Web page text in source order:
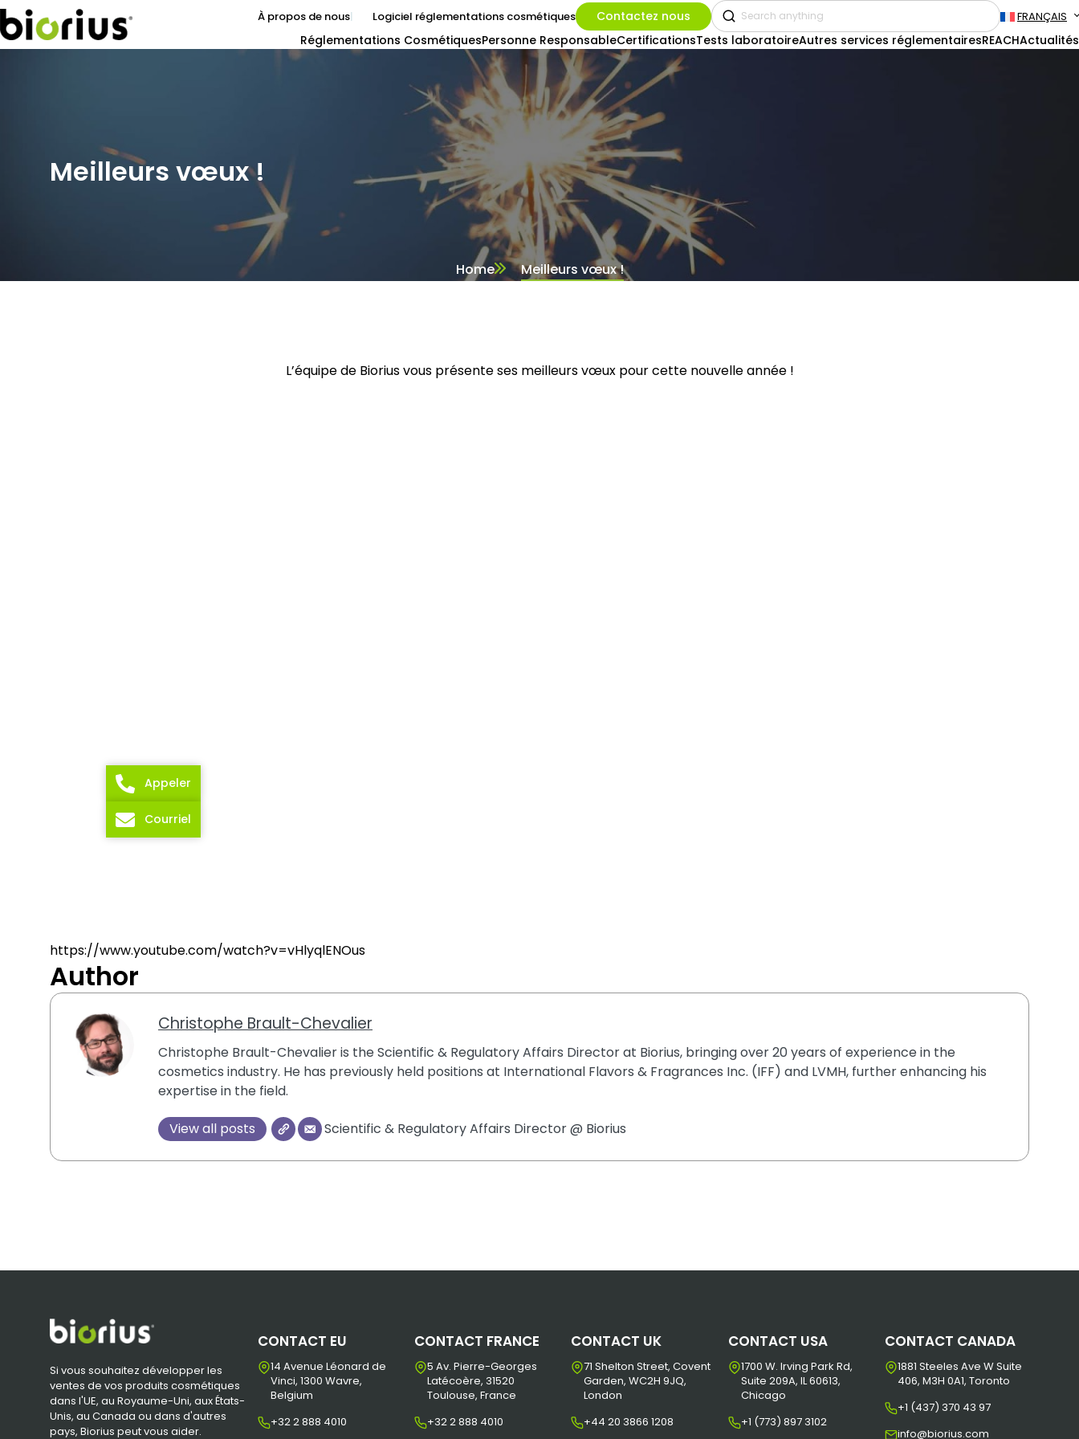
À propos de nous Logiciel réglementations cosmétiques Contactez nous FRANÇAIS
Réglementations CosmétiquesPersonne ResponsableCertificationsTests laboratoireAutres services réglementairesREACHActualités
Meilleurs vœux !
Home Meilleurs vœux !
L’équipe de Biorius vous présente ses meilleurs vœux pour cette nouvelle année !
https://www.youtube.com/watch?v=vHlyqlENOus
Author
Christophe Brault-Chevalier
Christophe Brault-Chevalier is the Scientific & Regulatory Affairs Director at Biorius, bringing over 20 years of experience in the
cosmetics industry. He has previously held positions at International Flavors & Fragrances Inc. (IFF) and LVMH, further enhancing his
expertise in the field.
View all posts Scientific & Regulatory Affairs Director @ Biorius
Si vous souhaitez développer les
ventes de vos produits cosmétiques
dans l'UE, au Royaume-Uni, aux États-
Unis, au Canada ou dans d'autres
pays, Biorius peut vous aider.
CONTACT EU
14 Avenue Léonard de
Vinci, 1300 Wavre,
Belgium
+32 2 888 4010
CONTACT FRANCE
5 Av. Pierre-Georges
Latécoère, 31520
Toulouse, France
+32 2 888 4010
CONTACT UK
71 Shelton Street, Covent
Garden, WC2H 9JQ,
London
+44 20 3866 1208
CONTACT USA
1700 W. Irving Park Rd,
Suite 209A, IL 60613,
Chicago
+1 (773) 897 3102
CONTACT CANADA
1881 Steeles Ave W Suite
406, M3H 0A1, Toronto
+1 (437) 370 43 97
info@biorius.com
Appeler
Courriel